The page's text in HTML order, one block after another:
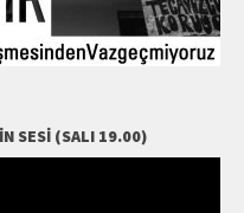
SESI (SALI 19.00)